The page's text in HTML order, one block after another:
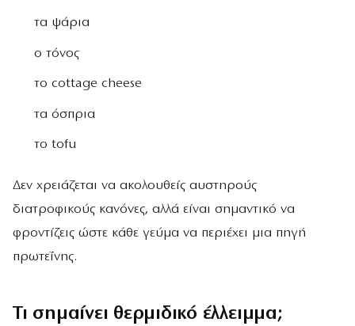
τα ψάρια
ο τόνος
το cottage cheese
τα όσπρια
το tofu
Δεν χρειάζεται να ακολουθείς αυστηρούς
διατροφικούς κανόνες, αλλά είναι σημαντικό να
φροντίζεις ώστε κάθε γεύμα να περιέχει μια πηγή
πρωτεΐνης.
Τι σημαίνει θερμιδικό έλλειμμα;